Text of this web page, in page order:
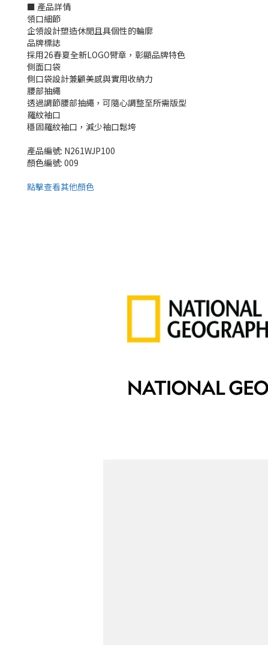
■ 產品詳情
領口細節
企領設計塑造休閒且具個性的輪廓
品牌標誌
採用26春夏全新LOGO臂章，彰顯品牌特色
側面口袋
側口袋設計兼顧美感與實用收納力
腰部抽繩
透過調節腰部抽繩，可隨心調整至所需版型
羅紋袖口
穩固羅紋袖口，減少袖口鬆垮
產品編號: N261WJP100
顏色編號: 009
點擊查看其他顏色